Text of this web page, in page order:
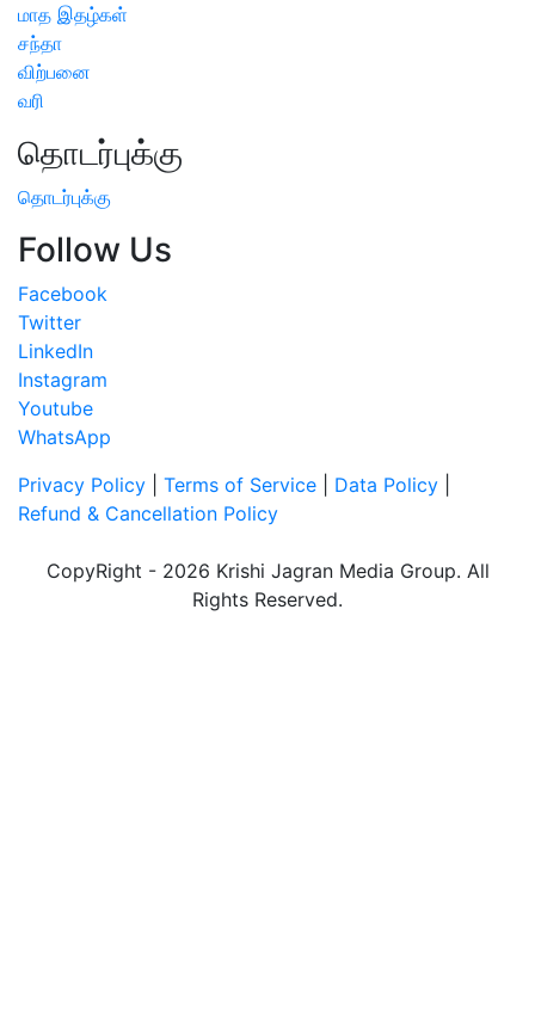
மாத இதழ்கள்
சந்தா
விற்பனை
வரி
தொடர்புக்கு
தொடர்புக்கு
Follow Us
Facebook
Twitter
LinkedIn
Instagram
Youtube
WhatsApp
Privacy Policy
Terms of Service Data Policy
Refund & Cancellation Policy
CopyRight - 2026 Krishi Jagran Media Group. All
Rights Reserved.